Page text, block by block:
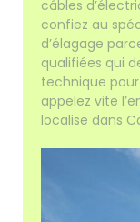
câbles
confiez au
d’élagage
qualifiées qui
technique
appelez vite
localise dans